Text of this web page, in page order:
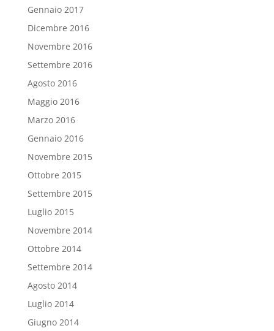
Gennaio 2017
Dicembre 2016
Novembre 2016
Settembre 2016
Agosto 2016
Maggio 2016
Marzo 2016
Gennaio 2016
Novembre 2015
Ottobre 2015
Settembre 2015
Luglio 2015
Novembre 2014
Ottobre 2014
Settembre 2014
Agosto 2014
Luglio 2014
Giugno 2014